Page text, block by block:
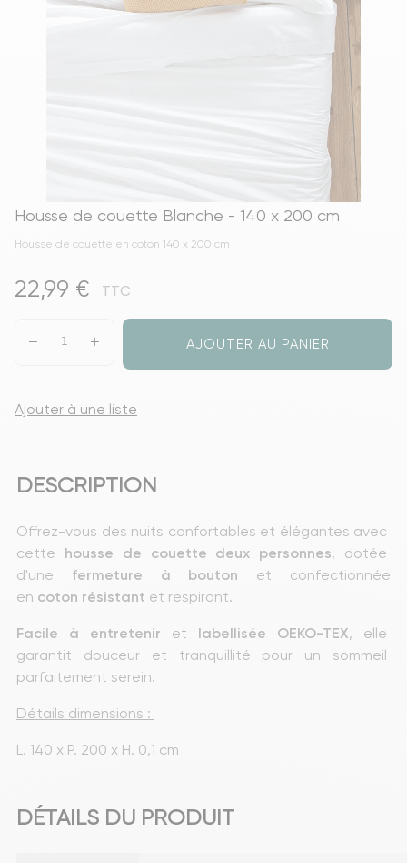
Housse de couette Blanche - 140 x 200 cm
Housse de couette en coton 140 x 200 cm
22,99 € TTC
AJOUTER AU PANIER
Ajouter à une liste
DESCRIPTION
Offrez-vous des nuits confortables et élégantes avec
cette housse de couette deux personnes, dotée
d'une fermeture à bouton et confectionnée
en coton résistant et respirant.
Facile à entretenir et labellisée OEKO-TEX, elle
garantit douceur et tranquillité pour un sommeil
parfaitement serein.
Détails dimensions :
L. 140 x P. 200 x H. 0,1 cm
DÉTAILS DU PRODUIT